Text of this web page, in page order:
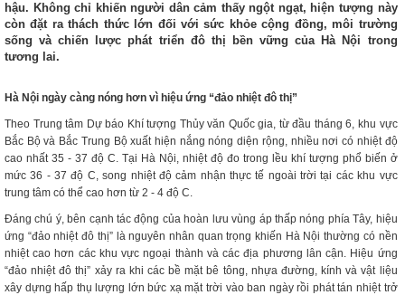
hậu. Không chỉ khiến người dân cảm thấy ngột ngạt, hiện tượng này
còn đặt ra thách thức lớn đối với sức khỏe cộng đồng, môi trường
sống và chiến lược phát triển đô thị bền vững của Hà Nội trong
tương lai.
Hà Nội ngày càng nóng hơn vì hiệu ứng “đảo nhiệt đô thị”
Theo Trung tâm Dự báo Khí tượng Thủy văn Quốc gia, từ đầu tháng 6, khu vực
Bắc Bộ và Bắc Trung Bộ xuất hiện nắng nóng diện rộng, nhiều nơi có nhiệt độ
cao nhất 35 - 37 độ C. Tại Hà Nội, nhiệt độ đo trong lều khí tượng phổ biến ở
mức 36 - 37 độ C, song nhiệt độ cảm nhận thực tế ngoài trời tại các khu vực
trung tâm có thể cao hơn từ 2 - 4 độ C.
Đáng chú ý, bên cạnh tác động của hoàn lưu vùng áp thấp nóng phía Tây, hiệu
ứng “đảo nhiệt đô thị” là nguyên nhân quan trọng khiến Hà Nội thường có nền
nhiệt cao hơn các khu vực ngoại thành và các địa phương lân cận. Hiệu ứng
“đảo nhiệt đô thị” xảy ra khi các bề mặt bê tông, nhựa đường, kính và vật liệu
xây dựng hấp thụ lượng lớn bức xạ mặt trời vào ban ngày rồi phát tán nhiệt trở